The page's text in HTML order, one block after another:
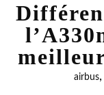
airbus,